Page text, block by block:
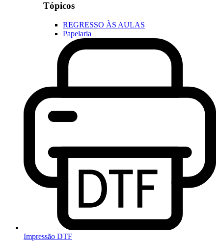
Tópicos
REGRESSO ÀS AULAS
Papelaria
Impressão DTF